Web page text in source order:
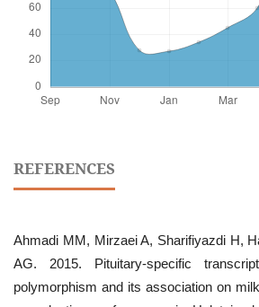
REFERENCES
Ahmadi MM, Mirzaei A, Sharifiyazdi H,
AG. 2015. Pituitary-specific
polymorphism and its association on